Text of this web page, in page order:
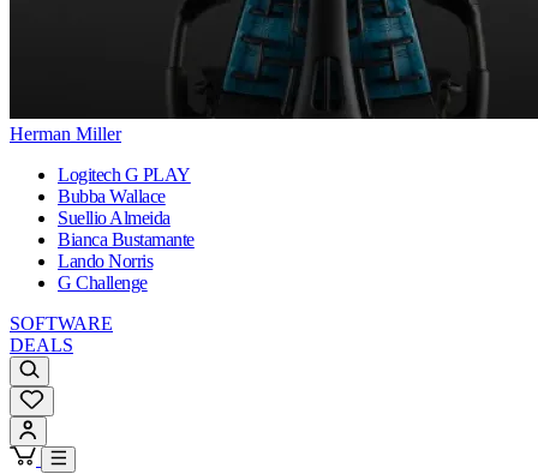
Herman Miller
Logitech G PLAY
Bubba Wallace
Suellio Almeida
Bianca Bustamante
Lando Norris
G Challenge
SOFTWARE
DEALS